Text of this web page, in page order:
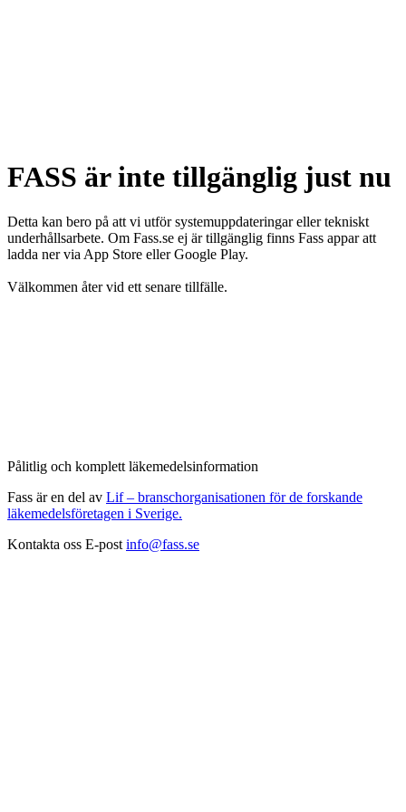
FASS är inte tillgänglig just nu
Detta kan bero på att vi utför systemuppdateringar eller tekniskt
underhållsarbete. Om Fass.se ej är tillgänglig finns Fass appar att
ladda ner via App Store eller Google Play.
Välkommen åter vid ett senare tillfälle.
Pålitlig och komplett läkemedelsinformation
Fass är en del av Lif – branschorganisationen för de forskande
läkemedelsföretagen i Sverige.
Kontakta oss E-post info@fass.se